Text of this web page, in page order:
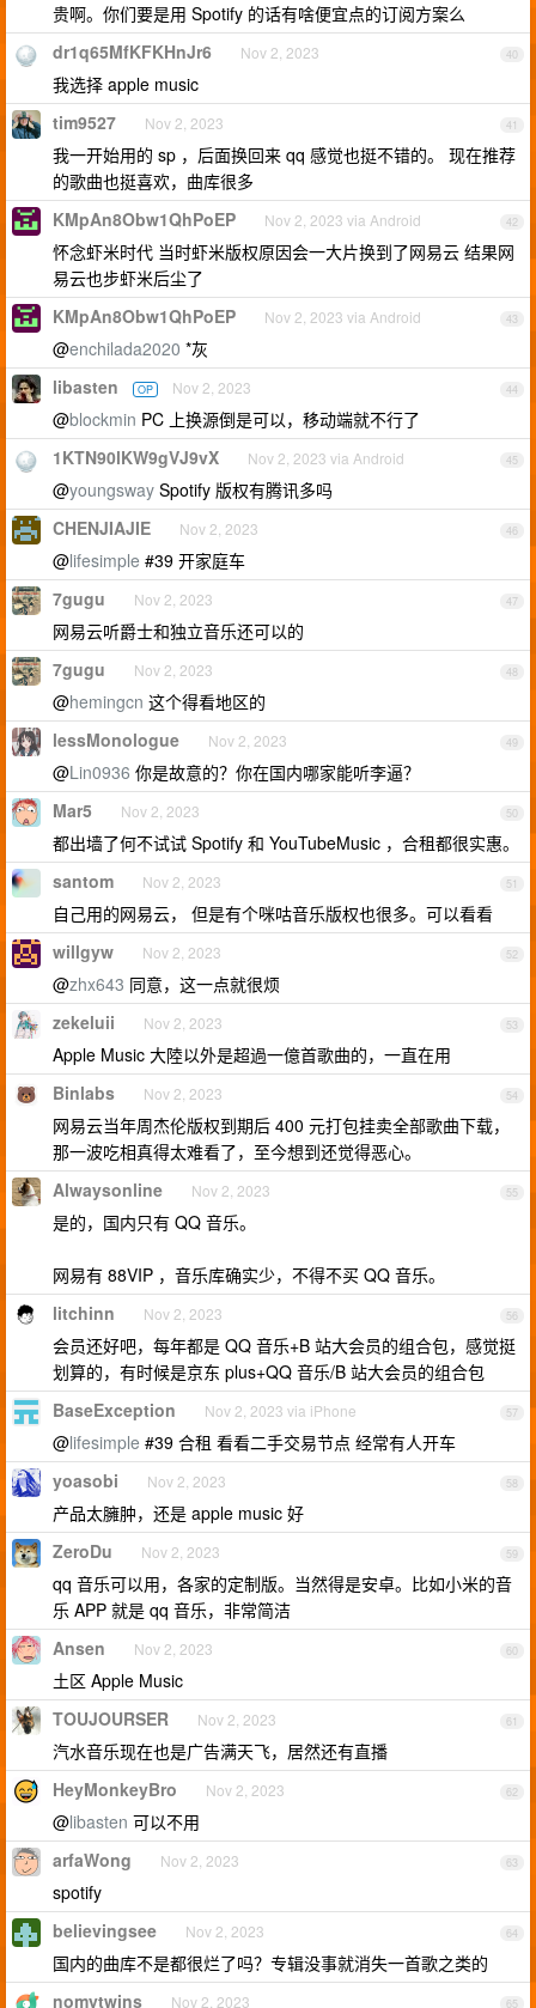
贵啊。你们要是用 Spotify 的话有啥便宜点的订阅方案么
40
dr1q65MfKFKHnJr6 Nov 2, 2023
我选择 apple music
41
tim9527 Nov 2, 2023
我一开始用的 sp ，后面换回来 qq 感觉也挺不错的。 现在推荐
的歌曲也挺喜欢，曲库很多
42
KMpAn8Obw1QhPoEP Nov 2, 2023 via Android
怀念虾米时代 当时虾米版权原因会一大片换到了网易云 结果网
易云也步虾米后尘了
43
KMpAn8Obw1QhPoEP Nov 2, 2023 via Android
@enchilada2020 *灰
44
libasten OP Nov 2, 2023
@blockmin PC 上换源倒是可以，移动端就不行了
45
1KTN90lKW9gVJ9vX Nov 2, 2023 via Android
@youngsway Spotify 版权有腾讯多吗
46
CHENJIAJIE Nov 2, 2023
@lifesimple #39 开家庭车
47
7gugu Nov 2, 2023
网易云听爵士和独立音乐还可以的
48
7gugu Nov 2, 2023
@hemingcn 这个得看地区的
49
lessMonologue Nov 2, 2023
@Lin0936 你是故意的？你在国内哪家能听李逼？
50
Mar5 Nov 2, 2023
都出墙了何不试试 Spotify 和 YouTubeMusic ，合租都很实惠。
51
santom Nov 2, 2023
自己用的网易云， 但是有个咪咕音乐版权也很多。可以看看
52
willgyw Nov 2, 2023
@zhx643 同意，这一点就很烦
53
zekeluii Nov 2, 2023
Apple Music 大陸以外是超過一億首歌曲的，一直在用
54
Binlabs Nov 2, 2023
网易云当年周杰伦版权到期后 400 元打包挂卖全部歌曲下载，
那一波吃相真得太难看了，至今想到还觉得恶心。
55
Alwaysonline Nov 2, 2023
是的，国内只有 QQ 音乐。
网易有 88VIP ，音乐库确实少，不得不买 QQ 音乐。
56
litchinn Nov 2, 2023
会员还好吧，每年都是 QQ 音乐+B 站大会员的组合包，感觉挺
划算的，有时候是京东 plus+QQ 音乐/B 站大会员的组合包
57
BaseException Nov 2, 2023 via iPhone
@lifesimple #39 合租 看看二手交易节点 经常有人开车
58
yoasobi Nov 2, 2023
产品太臃肿，还是 apple music 好
59
ZeroDu Nov 2, 2023
qq 音乐可以用，各家的定制版。当然得是安卓。比如小米的音
乐 APP 就是 qq 音乐，非常简洁
60
Ansen Nov 2, 2023
土区 Apple Music
61
TOUJOURSER Nov 2, 2023
汽水音乐现在也是广告满天飞，居然还有直播
62
HeyMonkeyBro Nov 2, 2023
@libasten 可以不用
63
arfaWong Nov 2, 2023
spotify
64
believingsee Nov 2, 2023
国内的曲库不是都很烂了吗？专辑没事就消失一首歌之类的
65
nomytwins Nov 2, 2023